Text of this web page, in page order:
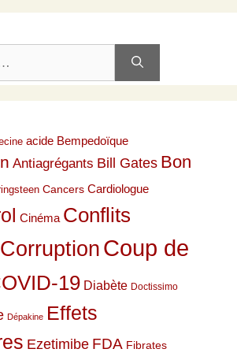
acide Bempedoïque
Antiagrégants Bill Gates Bon
Cancers Cardiologue
Cinéma Conflits
CorruptionCoup de
19 Diabète Doctissimo
Dépakine Effets
Ezetimibe FDA Fibrates